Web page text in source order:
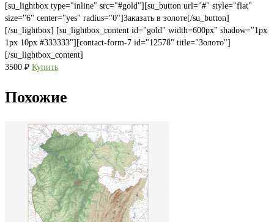
[su_lightbox type="inline" src="#gold"][su_button url="#" style="flat"
size="6" center="yes" radius="0"]Заказать в золоте[/su_button]
[/su_lightbox] [su_lightbox_content id="gold" width=600px" shadow="1px
1px 10px #333333"][contact-form-7 id="12578" title="Золото"]
[/su_lightbox_content]
3500 ₽ Купить
Похожие